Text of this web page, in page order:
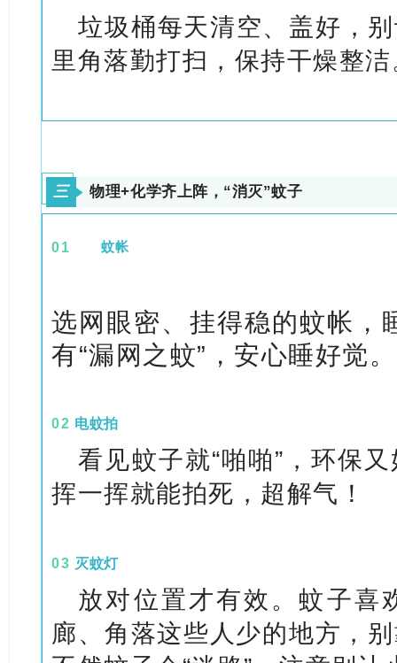
垃圾桶每天清空、盖好，
里角落勤打扫，保持干燥整洁
三 物理+化学齐上阵，“消灭”蚊子
01 蚊帐
选网眼密、挂得稳的蚊帐，
有“漏网之蚊”，安心睡好觉。
02 电蚊拍
看见蚊子就“啪啪”，环保
挥一挥就能拍死，超解气！
03 灭蚊灯
放对位置才有效。蚊子喜
廊、角落这些人少的地方，